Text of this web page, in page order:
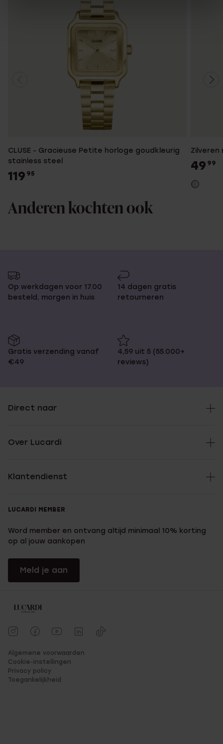
CLUSE - Gracieuse Petite horloge goudkleurig
stainless steel
119 95
Zilveren
49 99
Anderen kochten ook
Op werkdagen voor 17.00
besteld, morgen in huis
14 dagen gratis
retourneren
Gratis verzending vanaf
€49
4,59 uit 5 (55.000+
reviews)
Direct naar
Over Lucardi
Klantendienst
LUCARDI MEMBER
Word member en ontvang altijd minimaal 10% korting
op al jouw aankopen
Meld je aan
Algemene voorwaarden
Cookie-instellingen
Privacy policy
Toegankelijkheid